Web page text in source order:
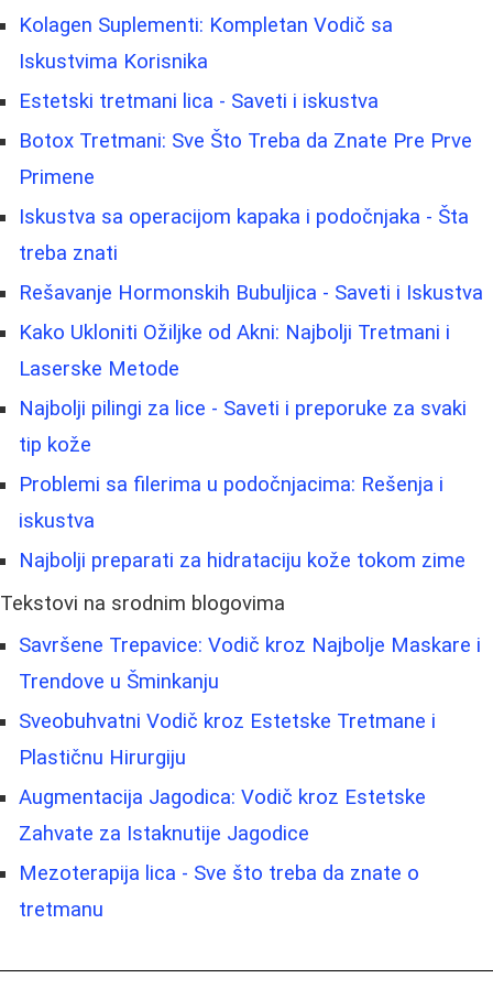
Kolagen Suplementi: Kompletan Vodič sa
Iskustvima Korisnika
Estetski tretmani lica - Saveti i iskustva
Botox Tretmani: Sve Što Treba da Znate Pre Prve
Primene
Iskustva sa operacijom kapaka i podočnjaka - Šta
treba znati
Rešavanje Hormonskih Bubuljica - Saveti i Iskustva
Kako Ukloniti Ožiljke od Akni: Najbolji Tretmani i
Laserske Metode
Najbolji pilingi za lice - Saveti i preporuke za svaki
tip kože
Problemi sa filerima u podočnjacima: Rešenja i
iskustva
Najbolji preparati za hidrataciju kože tokom zime
Tekstovi na srodnim blogovima
Savršene Trepavice: Vodič kroz Najbolje Maskare i
Trendove u Šminkanju
Sveobuhvatni Vodič kroz Estetske Tretmane i
Plastičnu Hirurgiju
Augmentacija Jagodica: Vodič kroz Estetske
Zahvate za Istaknutije Jagodice
Mezoterapija lica - Sve što treba da znate o
tretmanu